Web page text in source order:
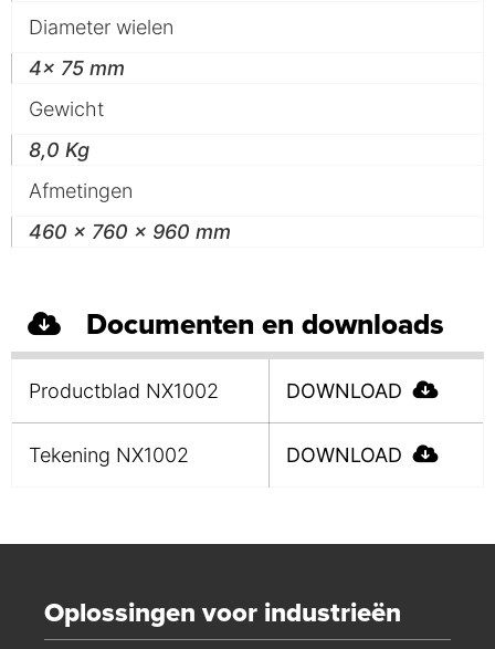
Diameter wielen
4x 75 mm
Gewicht
8,0 Kg
Afmetingen
460 x 760 x 960 mm
Documenten en downloads
Productblad NX1002 DOWNLOAD
Tekening NX1002 DOWNLOAD
Oplossingen voor industrieën